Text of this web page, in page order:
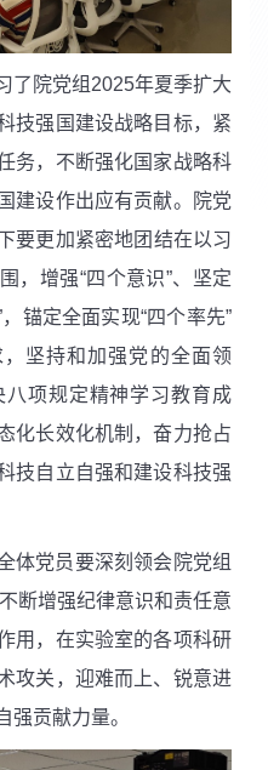
了院党组 2025年夏季扩大
技强国建设战略目标，紧
务，不断强化国家战略科
建设作出应有贡献。院党
要更加紧密地团结在以习
，增强“四个意识”、坚定
锚定全面实现“四个率先”
坚持和加强党的全面领
项规定精神学习教育成
化长效化机制，奋力抢占
技自立自强和建设科技强
体党员要深刻领会院党组
断增强纪律意识和责任意
用，在实验室的各项科研
攻关，迎难而上、锐意进
强贡献力量。